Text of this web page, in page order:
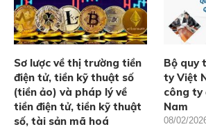
Sơ lược về thị trường tiền
điện tử, tiền kỹ thuật số
(tiền ảo) và pháp lý về
tiền điện tử, tiền kỹ thuật
số, tài sản mã hoá
Bộ quy
ty Việt
công ty
Nam
08/02/